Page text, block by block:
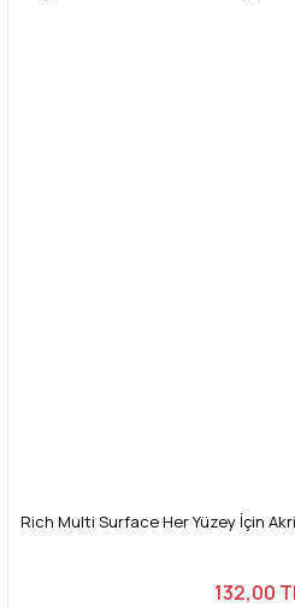
Rich Multi Surface Her Yüzey İçin
132,00